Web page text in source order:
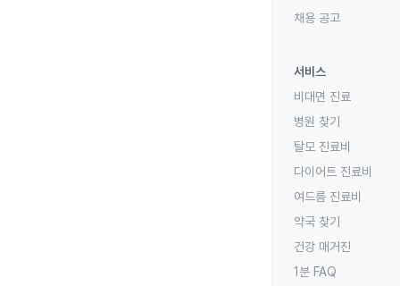
채용 공고
서비스
비대면 진료
병원 찾기
탈모 진료비
다이어트 진료비
여드름 진료비
약국 찾기
건강 매거진
1분 FAQ